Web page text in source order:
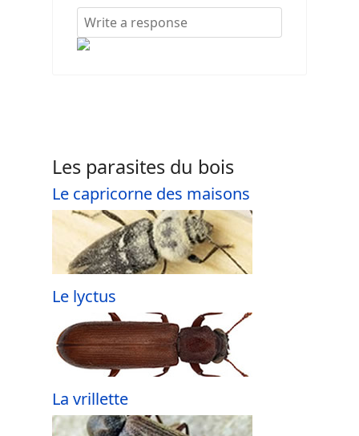
Les parasites du bois
Le capricorne des maisons
Le lyctus
La vrillette